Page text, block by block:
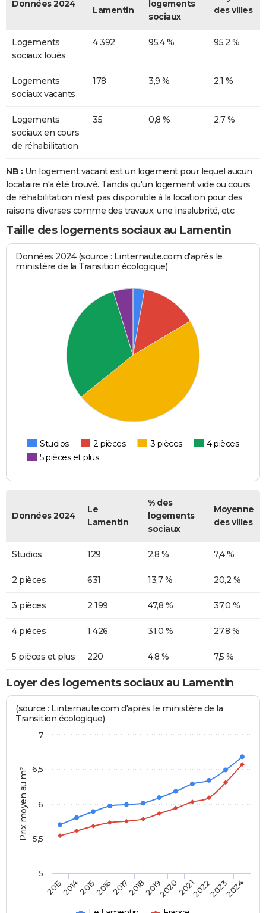
Données 2024
Lamentin
logements
sociaux
des villes
Logements
sociaux loués
4 392 95,4 % 95,2 %
Logements
sociaux vacants
178 3,9 % 2,1 %
Logements
sociaux en cours
de réhabilitation
35 0,8 % 2,7 %
NB : Un logement vacant est un logement pour lequel aucun
locataire n'a été trouvé. Tandis qu'un logement vide ou cours
de réhabilitation n'est pas disponible à la location pour des
raisons diverses comme des travaux, une insalubrité, etc.
Taille des logements sociaux au Lamentin
Données 2024 (source : Linternaute.com d'après le
ministère de la Transition écologique)
Studios 2 pièces 3 pièces
4 pièces
5 pièces et plus
Données 2024
Le
Lamentin
% des
logements
sociaux
Moyenne
des villes
Studios 129 2,8 % 7,4 %
2 pièces 631 13,7 % 20,2 %
3 pièces 2 199 47,8 % 37,0 %
4 pièces 1 426 31,0 % 27,8 %
5 pièces et plus 220 4,8 % 7,5 %
Loyer des logements sociaux au Lamentin
Prix moyen au m²
(source : Linternaute.com d'après le ministère de la
Transition écologique)
201320142015201620172018201920202021202220232024
5,5
6
6,5
5
7